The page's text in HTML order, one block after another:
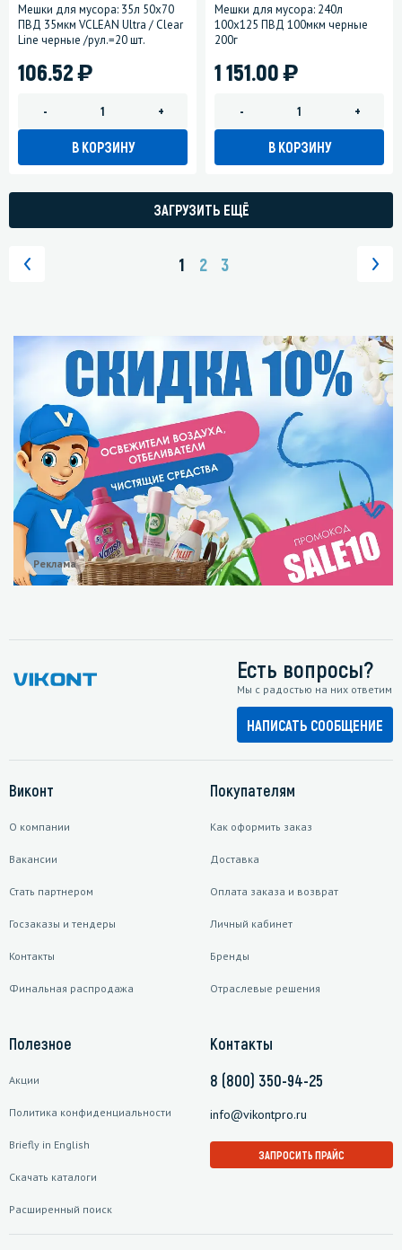
Мешки для мусора: 35л 50х70
ПВД 35мкм VCLEAN Ultra / Clear
Line черные /рул.=20 шт.
106.52)
- +
В КОРЗИНУ
Мешки для мусора: 240л
100х125 ПВД 100мкм черные
200г
1 151.00)
- +
В КОРЗИНУ
ЗАГРУЗИТЬ ЕЩЁ
1 2 3
Реклама
Есть вопросы?
Мы с радостью на них ответим
НАПИСАТЬ СООБЩЕНИЕ
Виконт
О компании
Вакансии
Стать партнером
Госзаказы и тендеры
Контакты
Финальная распродажа
Покупателям
Как оформить заказ
Доставка
Оплата заказа и возврат
Личный кабинет
Бренды
Отраслевые решения
Полезное
Акции
Политика конфиденциальности
Briefly in English
Скачать каталоги
Расширенный поиск
Контакты
8 (800) 350-94-25
info@vikontpro.ru
ЗАПРОСИТЬ ПРАЙС